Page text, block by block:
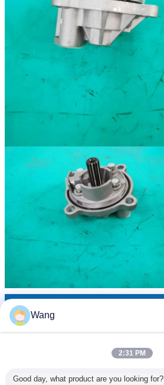
Wang
2:31 PM
Good day, what product are you looking for?